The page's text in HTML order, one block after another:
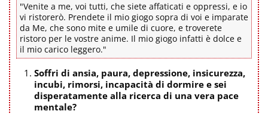
"Venite a me, voi tutti, che siete affaticati e oppressi, e io
vi ristorerò. Prendete il mio giogo sopra di voi e imparate
da Me, che sono mite e umile di cuore, e troverete
ristoro per le vostre anime. Il mio giogo infatti è dolce e
il mio carico leggero."
Soffri di ansia, paura, depressione, insicurezza,
incubi, rimorsi, incapacità di dormire e sei
disperatamente alla ricerca di una vera pace
mentale?